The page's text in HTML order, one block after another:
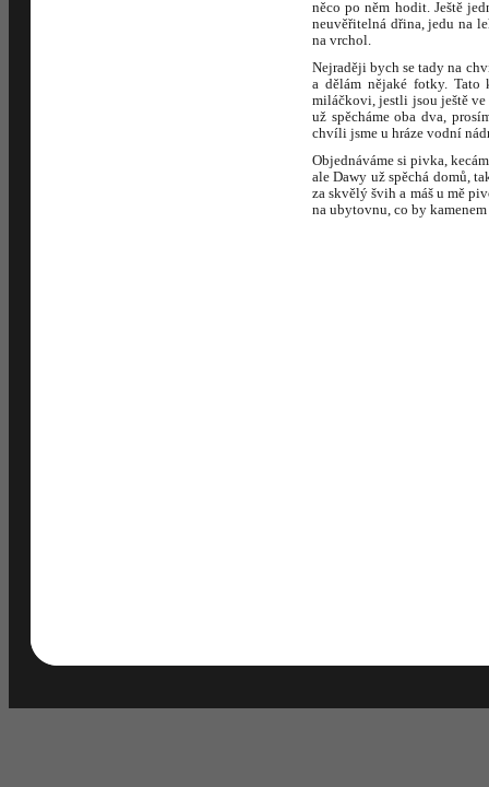
něco po něm hodit. Ještě
neuvěřitelná dřina, jedu na
na vrchol.
Nejraději bych se tady na
a dělám nějaké fotky. Tato
miláčkovi, jestli jsou ještě ve
už spěcháme oba dva,
chvíli jsme u hráze vodní
Objednáváme si pivka,
ale Dawy už spěchá domů,
za skvělý švih a máš u mě
na ubytovnu, co by